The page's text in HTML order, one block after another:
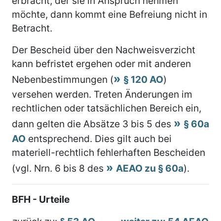
möchte, dann kommt eine Befreiung nicht in
Betracht.
Der Bescheid über den Nachweisverzicht
kann befristet ergehen oder mit anderen
Nebenbestimmungen (
§ 120 AO)
versehen werden. Treten Änderungen im
rechtlichen oder tatsächlichen Bereich ein,
dann gelten die Absätze 3 bis 5 des
§ 60a
AO entsprechend. Dies gilt auch bei
materiell-rechtlich fehlerhaften Bescheiden
(vgl. Nrn. 6 bis 8 des
AEAO zu § 60a).
BFH - Urteile